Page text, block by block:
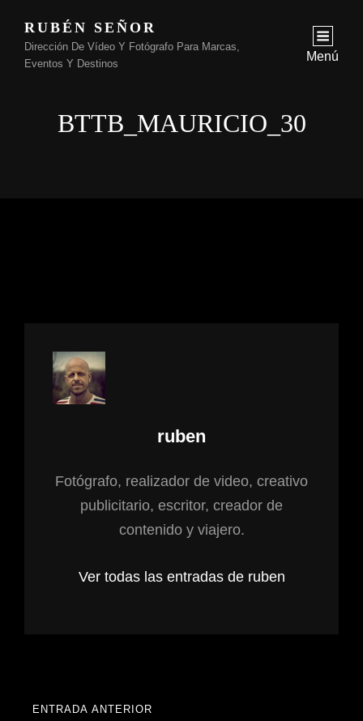
RUBÉN SEÑOR
Dirección De Vídeo Y Fotógrafo Para Marcas,
Eventos Y Destinos
Menú
BTTB_MAURICIO_30
Autor:
ruben
Fotógrafo, realizador de video, creativo
publicitario, escritor, creador de
contenido y viajero.
Ver todas las entradas de ruben
Navegación
ENTRADA
ENTRADA ANTERIOR